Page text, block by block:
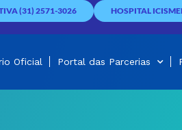
(31) 2571-3026 HOSPITAL
Oficial Portal das Parcerias